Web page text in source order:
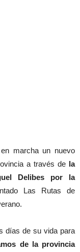
marcha un nuevo
a través de la
Delibes por la
Las Rutas de
días de su vida para
de la provincia